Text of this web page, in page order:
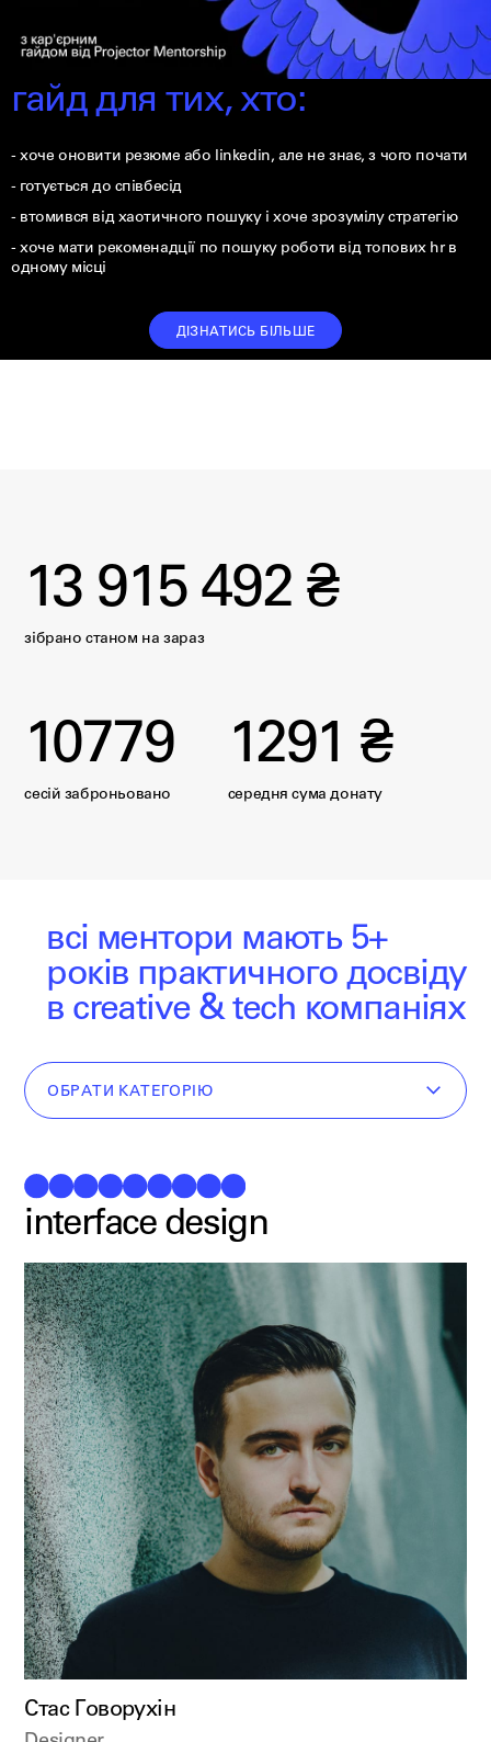
гайд для тих, хто:
- хоче оновити резюме або linkedin, але не знає, з чого почати
- готується до співбесід
- втомився від хаотичного пошуку і хоче зрозумілу стратегію
- хоче мати рекоменадції по пошуку роботи від топових hr в
одному місці
ДІЗНАТИСЬ БІЛЬШЕ
13 915 492 ₴
зібрано станом на зараз
10779
сесій заброньовано
1291 ₴
середня сума донату
всі ментори мають 5+
років практичного досвіду
в creative & tech компаніях
ОБРАТИ КАТЕГОРІЮ
interface design
Стас Говорухін